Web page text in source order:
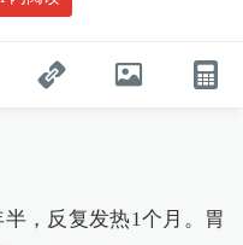
，反复发热1个月。胃